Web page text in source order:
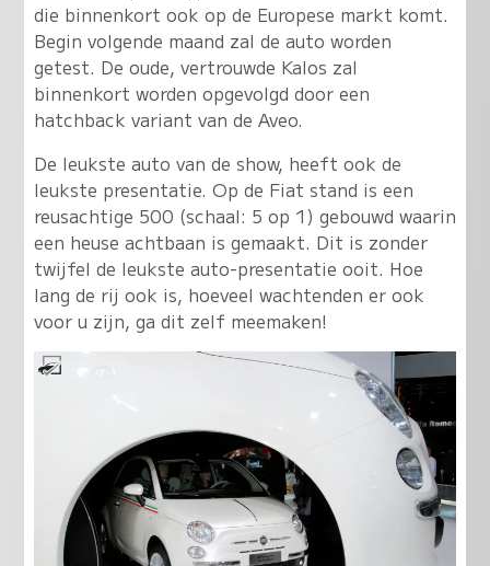
die binnenkort ook op de Europese markt komt.
Begin volgende maand zal de auto worden
getest. De oude, vertrouwde Kalos zal
binnenkort worden opgevolgd door een
hatchback variant van de Aveo.
De leukste auto van de show, heeft ook de
leukste presentatie. Op de Fiat stand is een
reusachtige 500 (schaal: 5 op 1) gebouwd waarin
een heuse achtbaan is gemaakt. Dit is zonder
twijfel de leukste auto-presentatie ooit. Hoe
lang de rij ook is, hoeveel wachtenden er ook
voor u zijn, ga dit zelf meemaken!